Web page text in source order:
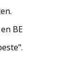
BE